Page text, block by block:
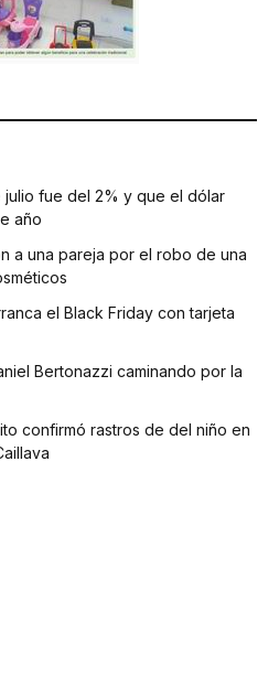
julio fue del 2% y que el dólar
año
a una pareja por el robo de una
el Black Friday con tarjeta
Bertonazzi caminando por la
confirmó rastros de del niño en